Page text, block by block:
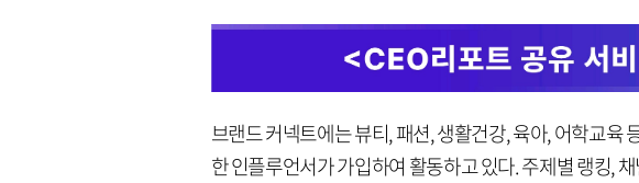
브랜드 커넥트에는 뷰티, 패션, 생활건강, 육아, 어학교육
한 인플루언서가 가입하여 활동하고 있다. 주제별 랭킹,